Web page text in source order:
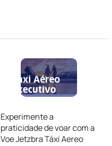
Táxi Aéreo
Executivo
Experimente a
praticidade de voar com a
Voe Jetzbra Táxi Aereo